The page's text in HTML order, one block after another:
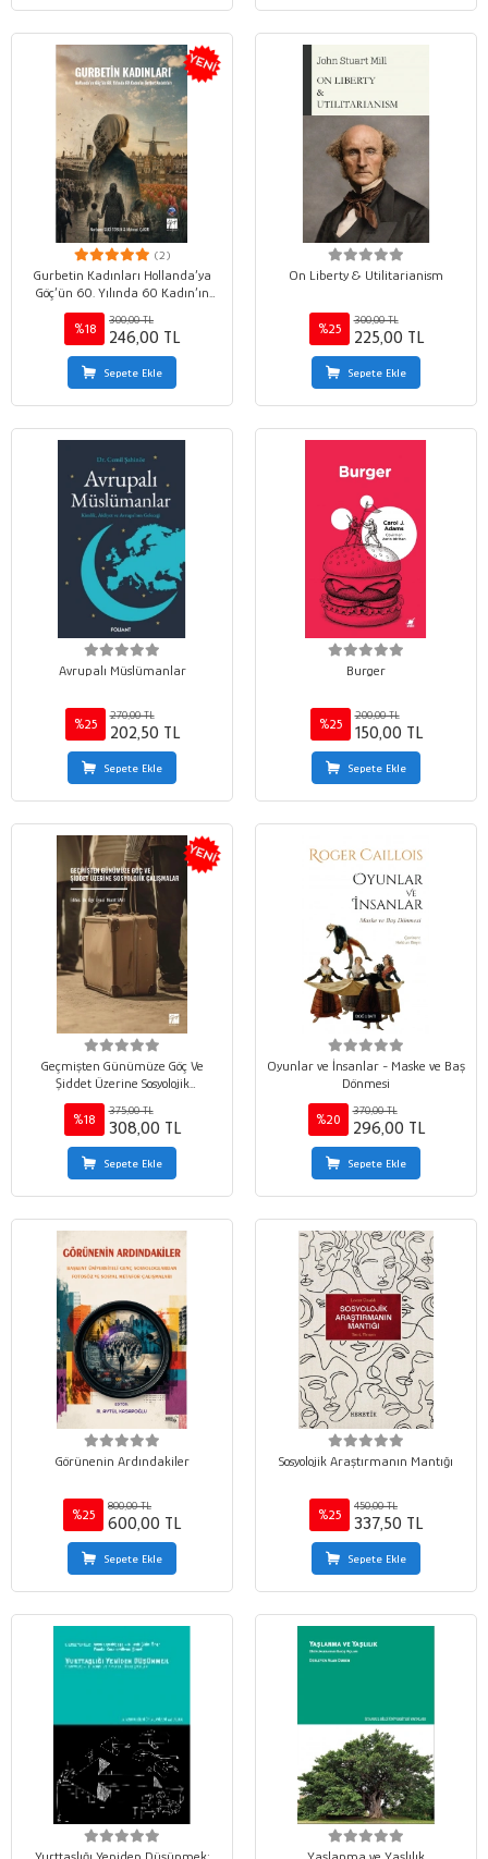
(2)
Gurbetin Kadınları Hollanda’ya
Göç’ün 60. Yılında 60 Kadın’ın
Gurbet Anlatıları
%18
300,00 TL
246,00 TL
Sepete Ekle
On Liberty & Utilitarianism
%25
300,00 TL
225,00 TL
Sepete Ekle
Avrupalı Müslümanlar
%25
270,00 TL
202,50 TL
Sepete Ekle
Burger
%25
200,00 TL
150,00 TL
Sepete Ekle
Geçmişten Günümüze Göç Ve
Şiddet Üzerine Sosyolojik
Çalışmalar
%18
375,00 TL
308,00 TL
Sepete Ekle
Oyunlar ve İnsanlar - Maske ve Baş
Dönmesi
%20
370,00 TL
296,00 TL
Sepete Ekle
Görünenin Ardındakiler
%25
800,00 TL
600,00 TL
Sepete Ekle
Sosyolojik Araştırmanın Mantığı
%25
450,00 TL
337,50 TL
Sepete Ekle